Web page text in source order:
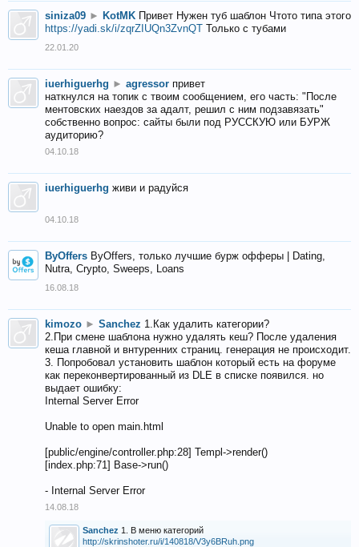
siniza09 ► KotMK Привет Нужен туб шаблон Чтото типа этого
https://yadi.sk/i/zqrZIUQn3ZvnQT Только с тубами
22.01.20
iuerhiguerhg ► agressor привет
наткнулся на топик с твоим сообщением, его часть: "После
ментовских наездов за адалт, решил с ним подзавязать"
собственно вопрос: сайты были под РУССКУЮ или БУРЖ
аудиторию?
04.10.18
iuerhiguerhg живи и радуйся
04.10.18
ByOffers ByOffers, только лучшие бурж офферы | Dating,
Nutra, Crypto, Sweeps, Loans
16.08.18
kimozo ► Sanchez 1.Как удалить категории?
2.При смене шаблона нужно удалять кеш? После удаления
кеша главной и внтуренних страниц. генерация не происходит.
3. Попробовал установить шаблон который есть на форуме
как переконвертированный из DLE в списке появился. но
выдает ошибку:
Internal Server Error
Unable to open main.html
[public/engine/controller.php:28] Templ->render()
[index.php:71] Base->run()
- Internal Server Error
14.08.18
Sanchez 1. В меню категорий
http://skrinshoter.ru/i/140818/V3y6BRuh.png